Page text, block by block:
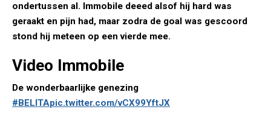
ondertussen al. Immobile deeed alsof hij hard was
geraakt en pijn had, maar zodra de goal was gescoord
stond hij meteen op een vierde mee.
Video Immobile
De wonderbaarlijke genezing
#BELITApic.twitter.com/vCX99YftJX